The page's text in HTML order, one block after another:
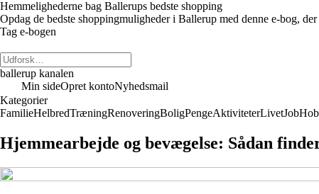
Hemmelighederne bag Ballerups bedste shopping
Opdag de bedste shoppingmuligheder i Ballerup med denne e-bog,
Tag e-bogen
ballerup kanalen
Min sideOpret kontoNyhedsmail
Kategorier
FamilieHelbredTræningRenoveringBoligPengeAktiviteterLivetJob
Hjemmearbejde og bevægelse: Sådan